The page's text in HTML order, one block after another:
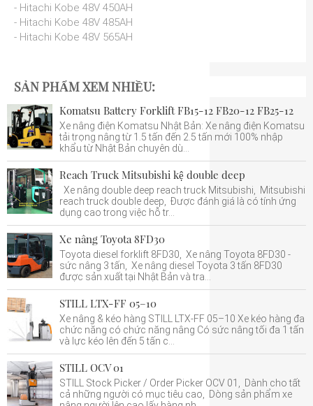
- Hitachi Kobe 48V 450AH
- Hitachi Kobe 48V 485AH
- Hitachi Kobe 48V 565AH
SẢN PHẨM XEM NHIỀU:
Komatsu Battery Forklift FB15-12 FB20-12 FB25-12
Xe nâng điện Komatsu Nhật Bản: Xe nâng điện Komatsu
tải trọng nâng từ 1.5 tấn đến 2.5 tấn mới 100% nhập
khẩu từ Nhật Bản chuyên dù...
Reach Truck Mitsubishi kệ double deep
Xe nâng double deep reach truck Mitsubishi, Mitsubishi
reach truck double deep, Được đánh giá là có tính ứng
dụng cao trong việc hỗ tr...
Xe nâng Toyota 8FD30
Toyota diesel forklift 8FD30, Xe nâng Toyota 8FD30 -
sức nâng 3 tấn, Xe nâng diesel Toyota 3 tấn 8FD30
được sản xuất tại Nhật Bản và tra...
STILL LTX-FF 05–10
Xe nâng & kéo hàng STILL LTX-FF 05–10 Xe kéo hàng đa
chức năng có chức năng nâng Có sức nâng tối đa 1 tấn
và lực kéo lên đến 5 tấn c...
STILL OCV 01
STILL Stock Picker / Order Picker OCV 01, Dành cho tất
cả những người có mục tiêu cao, Dòng sản phẩm xe